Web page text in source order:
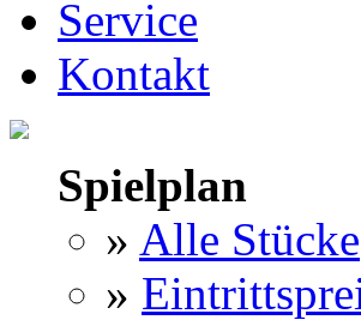
Service
Kontakt
Spielplan
» Alle Stücke
»